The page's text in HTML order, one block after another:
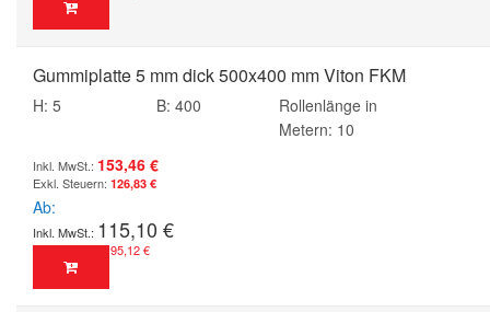
Gummiplatte 5 mm dick 500x400 mm Viton FKM
H: 5 B: 400
Rollenlänge in
Metern: 10
153,46 €
126,83 €
Ab
115,10 €
95,12 €